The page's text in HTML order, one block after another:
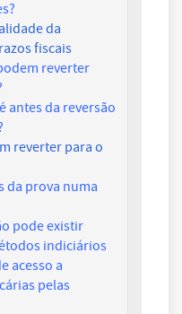
da
fiscais
reverter
antes da reversão
reverter para o
da prova numa
pode existir
indiciários
acesso a
pelas